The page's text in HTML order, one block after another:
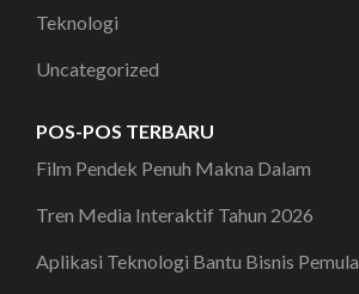
Teknologi
Uncategorized
POS-POS TERBARU
Film Pendek Penuh Makna Dalam
Tren Media Interaktif Tahun 2026
Aplikasi Teknologi Bantu Bisnis Pemula